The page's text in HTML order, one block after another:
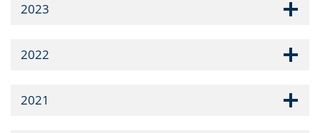
2023
2022
2021